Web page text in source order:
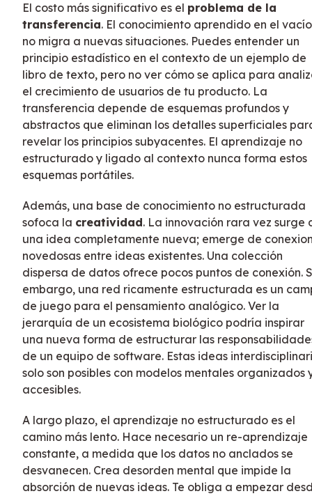
El costo más significativo es el problema de la
transferencia. El conocimiento aprendido en el vacío
no migra a nuevas situaciones. Puedes entender un
principio estadístico en el contexto de un ejemplo de
libro de texto, pero no ver cómo se aplica para
el crecimiento de usuarios de tu producto. La
transferencia depende de esquemas profundos y
abstractos que eliminan los detalles superficiales
revelar los principios subyacentes. El aprendizaje no
estructurado y ligado al contexto nunca forma estos
esquemas portátiles.
Además, una base de conocimiento no estructurada
sofoca la creatividad. La innovación rara vez surge
una idea completamente nueva; emerge de
novedosas entre ideas existentes. Una colección
dispersa de datos ofrece pocos puntos de conexión.
embargo, una red ricamente estructurada es un
de juego para el pensamiento analógico. Ver la
jerarquía de un ecosistema biológico podría inspirar
una nueva forma de estructurar las
de un equipo de software. Estas ideas
solo son posibles con modelos mentales organizados
accesibles.
A largo plazo, el aprendizaje no estructurado es el
camino más lento. Hace necesario un re-aprendizaje
constante, a medida que los datos no anclados se
desvanecen. Crea desorden mental que impide la
absorción de nuevas ideas. Te obliga a empezar